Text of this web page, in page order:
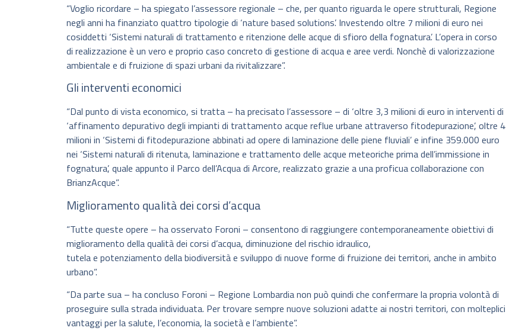
“Voglio ricordare – ha spiegato l’assessore regionale – che, per quanto riguarda le opere strutturali, Regione
negli anni ha finanziato quattro tipologie di ‘nature based solutions’. Investendo oltre 7 milioni di euro nei
cosiddetti ‘Sistemi naturali di trattamento e ritenzione delle acque di sfioro della fognatura’. L’opera in corso
di realizzazione è un vero e proprio caso concreto di gestione di acqua e aree verdi. Nonchè di valorizzazione
ambientale e di fruizione di spazi urbani da rivitalizzare”.
Gli interventi economici
“Dal punto di vista economico, si tratta – ha precisato l’assessore – di ‘oltre 3,3 milioni di euro in interventi di
‘affinamento depurativo degli impianti di trattamento acque reflue urbane attraverso fitodepurazione’, oltre 4
milioni in ‘Sistemi di fitodepurazione abbinati ad opere di laminazione delle piene fluviali’ e infine 359.000 euro
nei ‘Sistemi naturali di ritenuta, laminazione e trattamento delle acque meteoriche prima dell’immissione in
fognatura’, quale appunto il Parco dell’Acqua di Arcore, realizzato grazie a una proficua collaborazione con
BrianzAcque”.
Miglioramento qualità dei corsi d’acqua
“Tutte queste opere – ha osservato Foroni – consentono di raggiungere contemporaneamente obiettivi di
miglioramento della qualità dei corsi d’acqua, diminuzione del rischio idraulico,
tutela e potenziamento della biodiversità e sviluppo di nuove forme di fruizione dei territori, anche in ambito
urbano”.
“Da parte sua – ha concluso Foroni – Regione Lombardia non può quindi che confermare la propria volontà di
proseguire sulla strada individuata. Per trovare sempre nuove soluzioni adatte ai nostri territori, con molteplici
vantaggi per la salute, l’economia, la società e l’ambiente”.